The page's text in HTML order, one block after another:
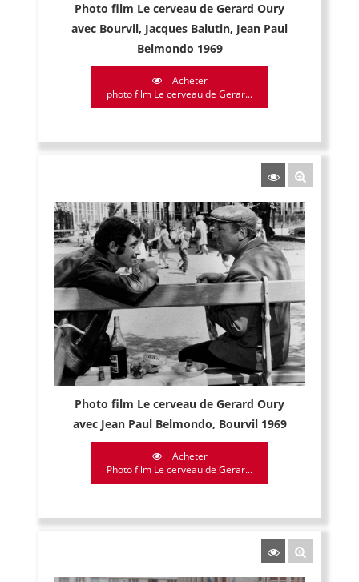
Photo film Le cerveau de Gerard Oury
avec Bourvil, Jacques Balutin, Jean Paul
Belmondo 1969
Acheter
photo film Le cerveau de Gerar...
Photo film Le cerveau de Gerard Oury
avec Jean Paul Belmondo, Bourvil 1969
Acheter
Photo film Le cerveau de Gerar...